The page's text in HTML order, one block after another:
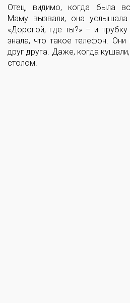
Отец, видимо, когда была
Маму вызвали, она
«Дорогой, где ты?» – и
знала, что такое телефон.
друг друга. Даже, когда
столом.